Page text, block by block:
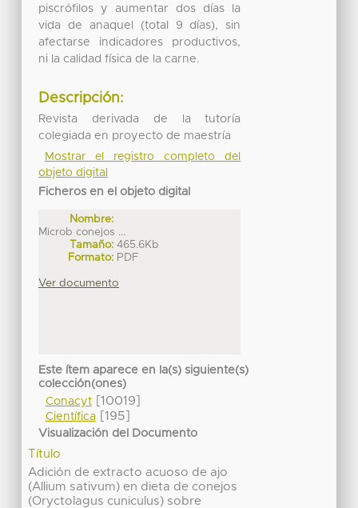
piscrófilos y aumentar dos días la
vida de anaquel (total 9 días), sin
afectarse indicadores productivos,
ni la calidad física de la carne.
Descripción:
Revista derivada de la tutoría
colegiada en proyecto de maestría
Mostrar el registro completo del
objeto digital
Ficheros en el objeto digital
Nombre:
Microb conejos ...
Tamaño: 465.6Kb
Formato: PDF
Ver documento
Este ítem aparece en la(s) siguiente(s)
colección(ones)
Conacyt[10019]
Científica[195]
Visualización del Documento
Título
Adición de extracto acuoso de ajo
(Allium sativum) en dieta de conejos
(Oryctolagus cuniculus) sobre